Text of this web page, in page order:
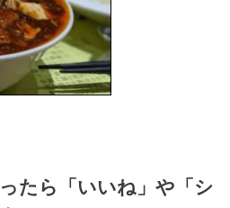
たら「いいね」や「シ